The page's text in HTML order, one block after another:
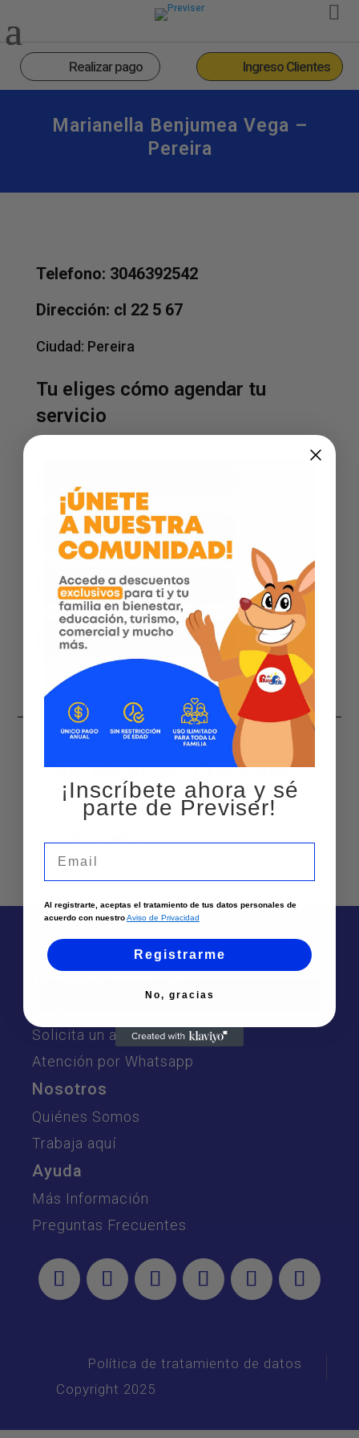
Realizar pago Ingreso Clientes
Marianella Benjumea Vega –
Pereira
Telefono: 3046392542
Dirección: cl 22 5 67
Ciudad: Pereira
Tu eliges cómo agendar tu
servicio
Facebook
Instagram
Página web
¿Qué servicios ofrecemos?
Solicita un asesor
Atención por Whatsapp
Nosotros
Quiénes Somos
Trabaja aquí
Ayuda
Más Información
Preguntas Frecuentes
Política de tratamiento de datos
Copyright 2025
¡Inscríbete ahora y sé
parte de Previser!
Al registrarte, aceptas el tratamiento de tus datos personales de
acuerdo con nuestroAviso de Privacidad
Registrarme
No, gracias